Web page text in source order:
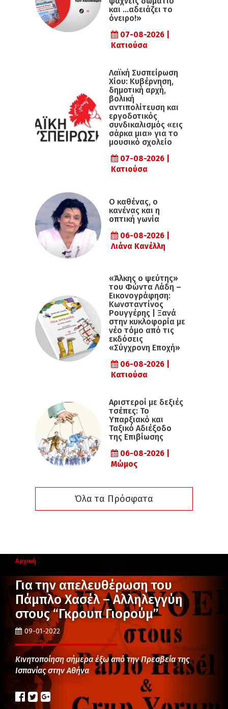
και …αδειάζει το
όνειρο!»
07-08-2026 |
Κατιούσα
Λαϊκή Συσπείρωση
Χίου: Κυβέρνηση,
δημοτική αρχή,
βολική
αντιπολίτευση και
εργοδοτικός
συνδικαλισμός «εις
σάρκα μια» για το
μουσικό σχολείο
07-08-2026 |
Κατιούσα
Ο καθένας, ο
κανένας και η
οπτική γωνία
06-08-2026 |
Λιάνα Κανέλλη
«Άλκης ο ψεύτης»
του Φώντα Λάδη –
Εικονογράφηση:
Κωνσταντίνος
Ρουγγέρης | Ξανά
στην κυκλοφορία με
νέο τόμο από τις
εκδόσεις
«Σύγχρονη Εποχή»
06-08-2026 |
Κατιούσα
Αριστεροί με δεξιές
τσέπες: Το
Υπαρξιακό και
Ταξικό Αδιέξοδο
της Επιβίωσης
06-08-2026 |
Μώμος
Όλα τα Πρόσφατα
Αρχική
Για την απελευθέρωση του
Πάμπλο Χασέλ – Αλληλεγγύη
στους “Γκρουπ Γιορούμ”
09-01-2022
Κινητοποίηση σήμερα έξω από την Πρεσβεία της
Ισπανίας στην Αθήνα